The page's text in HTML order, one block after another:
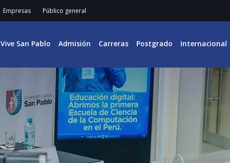
Empresas Público general
Vive San Pablo Admisión Carreras Postgrado Internacional